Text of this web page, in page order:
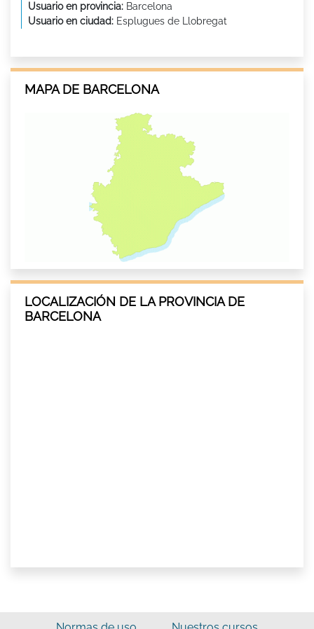
Usuario en provincia: Barcelona
Usuario en ciudad: Esplugues de Llobregat
MAPA DE BARCELONA
LOCALIZACIÓN DE LA PROVINCIA DE
BARCELONA